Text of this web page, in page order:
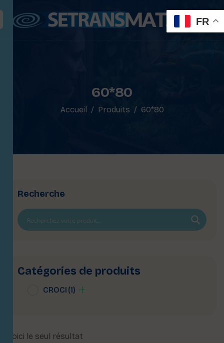
60*80
Accueil Produits 60*80
Recherche
Catégories de produits
CROCI (1)
Voici le seul résultat
FR